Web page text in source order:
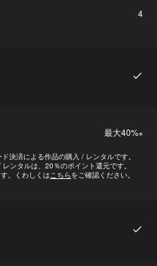
4
最⼤40%※
決済による作品の購入 / レンタルです。
ンタルは、20％のポイント還元です。
。くわしくは こちらをご確認ください。